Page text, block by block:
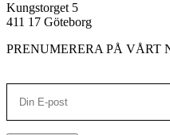
Kungstorget 5
411 17 Göteborg
PRENUMERERA PÅ VÅRT